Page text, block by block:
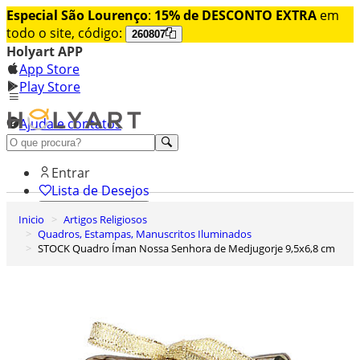
Especial São Lourenço: 15% de DESCONTO EXTRA em
todo o site, código:
260807
Holyart APP
App Store
Play Store
Ajuda e contatos
Conheça premium
Entrar
Lista de Desejos
0
Carrinho de Compras
Inicio
Artigos Religiosos
Quadros, Estampas, Manuscritos Iluminados
STOCK Quadro Íman Nossa Senhora de Medjugorje 9,5x6,8 cm